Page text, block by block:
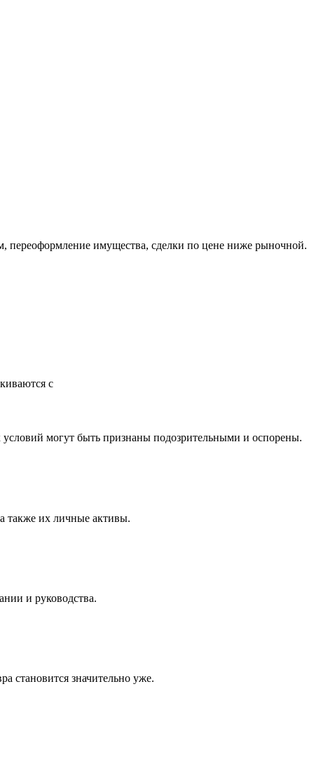
переоформление имущества, сделки по цене ниже рыночной.
с
могут быть признаны подозрительными и оспорены.
также их личные активы.
и руководства.
становится значительно уже.